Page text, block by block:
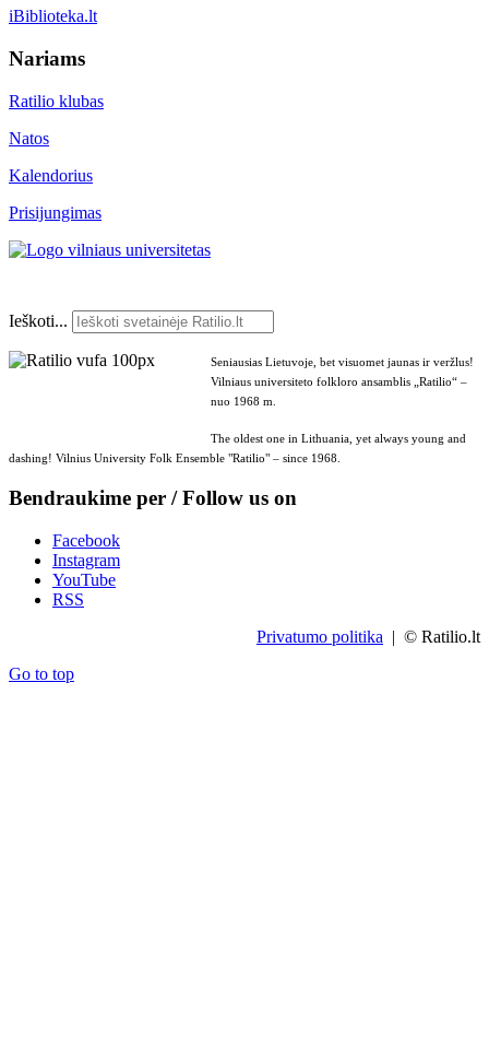
iBiblioteka.lt
Nariams
Ratilio klubas
Natos
Kalendorius
Prisijungimas
Ieškoti...
Seniausias Lietuvoje, bet visuomet jaunas ir veržlus!
Vilniaus universiteto folkloro ansamblis „Ratilio“ –
nuo 1968 m.
The oldest one in Lithuania, yet always young and
dashing! Vilnius University Folk Ensemble "Ratilio" – since 1968.
Bendraukime per / Follow us on
Facebook
Instagram
YouTube
RSS
Privatumo politika | © Ratilio.lt
Go to top